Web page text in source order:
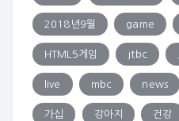
2018년9월 game
HTML5게임 jtbc
live mbc news
가십 강아지 건강